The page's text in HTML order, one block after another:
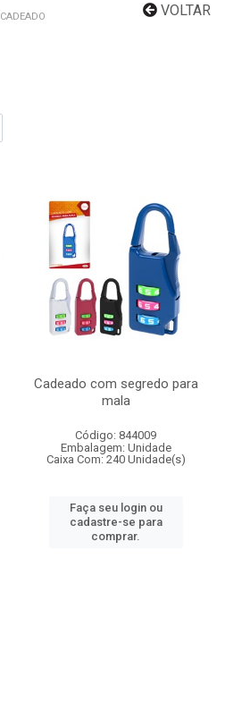
VOLTAR
CADEADO
Cadeado com segredo para
mala
Código: 844009
Embalagem: Unidade
Caixa Com: 240 Unidade(s)
Faça seu login ou
cadastre-se para
comprar.